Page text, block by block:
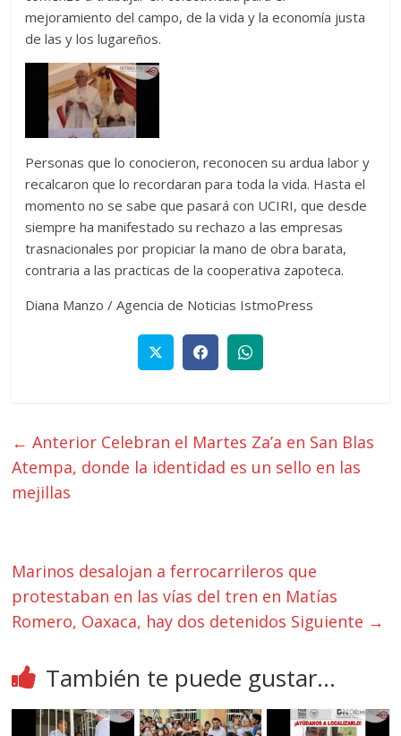
mejoramiento del campo, de la vida y la economía justa
de las y los lugareños.
Personas que lo conocieron, reconocen su ardua labor y
recalcaron que lo recordaran para toda la vida. Hasta el
momento no se sabe que pasará con UCIRI, que desde
siempre ha manifestado su rechazo a las empresas
trasnacionales por propiciar la mano de obra barata,
contraria a las practicas de la cooperativa zapoteca.
Diana Manzo / Agencia de Noticias IstmoPress
← Anterior Celebran el Martes Za’a en San Blas
Atempa, donde la identidad es un sello en las
mejillas
Marinos desalojan a ferrocarrileros que
protestaban en las vías del tren en Matías
Romero, Oaxaca, hay dos detenidos Siguiente →
También te puede gustar...